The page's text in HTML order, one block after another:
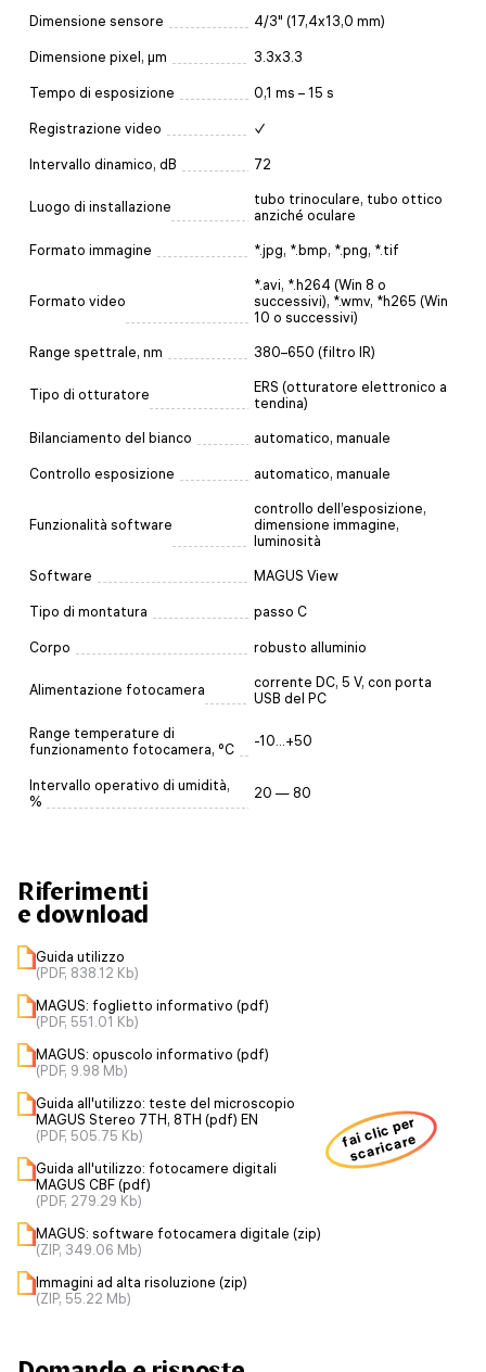
Dimensione sensore 4/3" (17,4x13,0 mm)
Dimensione pixel, µm 3.3x3.3
Tempo di esposizione 0,1 ms – 15 s
Registrazione video ✓
Intervallo dinamico, dB 72
Luogo di installazione
tubo trinoculare, tubo ottico
anziché oculare
Formato immagine *.jpg, *.bmp, *.png, *.tif
Formato video
*.avi, *.h264 (Win 8 o
successivi), *.wmv, *h265 (Win
10 o successivi)
Range spettrale, nm 380–650 (filtro IR)
Tipo di otturatore
ERS (otturatore elettronico a
tendina)
Bilanciamento del bianco automatico, manuale
Controllo esposizione automatico, manuale
Funzionalità software
controllo dell’esposizione,
dimensione immagine,
luminosità
Software MAGUS View
Tipo di montatura passo C
Corpo robusto alluminio
Alimentazione fotocamera
corrente DC, 5 V, con porta
USB del PC
Range temperature di
funzionamento fotocamera, °C
-10...+50
Intervallo operativo di umidità,
%
20 — 80
Riferimenti
e download
Guida utilizzo
(PDF, 838.12 Kb)
MAGUS: foglietto informativo (pdf)
(PDF, 551.01 Kb)
MAGUS: opuscolo informativo (pdf)
(PDF, 9.98 Mb)
Guida all'utilizzo: teste del microscopio
MAGUS Stereo 7TH, 8TH (pdf) EN
(PDF, 505.75 Kb)
Guida all'utilizzo: fotocamere digitali
MAGUS CBF (pdf)
(PDF, 279.29 Kb)
MAGUS: software fotocamera digitale (zip)
(ZIP, 349.06 Mb)
Immagini ad alta risoluzione (zip)
(ZIP, 55.22 Mb)
fai clic per
scaricare